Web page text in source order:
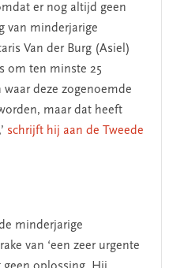
er nog altijd geen
van minderjarige
Van der Burg (Asiel)
om ten minste 25
deze zogenoemde
maar dat heeft
schrijft hij aan de Tweede
minderjarige
van ‘een zeer urgente